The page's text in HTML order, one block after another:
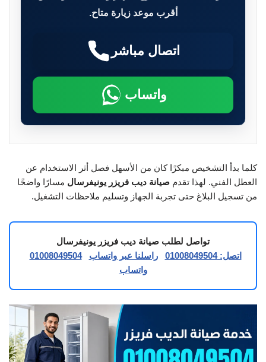
أقرب موعد زيارة متاح.
اتصال مباشر
واتساب
كلما بدأ التشخيص مبكرًا كان من الأسهل فصل أثر الاستخدام عن
العطل الفني. لهذا تقدم صيانة ديب فريزر يونيفرسال مسارًا واضحًا
من تسجيل البلاغ حتى تجربة الجهاز وتسليم ملاحظات التشغيل.
تواصل لطلب صيانة ديب فريزر يونيفرسال
اتصل: 01008049504
راسلنا عبر واتساب
01008049504
واتساب